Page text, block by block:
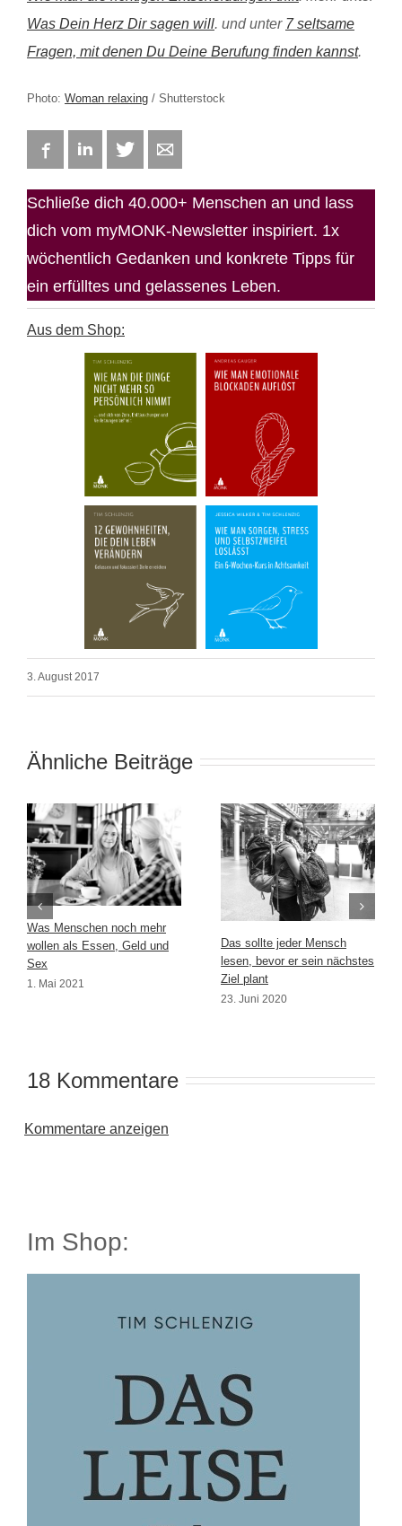
Was Dein Herz Dir sagen will. und unter 7 seltsame
Fragen, mit denen Du Deine Berufung finden kannst.
Photo: Woman relaxing / Shutterstock
FacebookLinkedIn Twitter
Schließe dich 40.000+ Menschen an und lass
dich vom myMONK-Newsletter inspiriert. 1x
wöchentlich Gedanken und konkrete Tipps für
ein erfülltes und gelassenes Leben.
Aus dem Shop:
3. August 2017
Ähnliche Beiträge
Was Menschen noch mehr
wollen als Essen, Geld und
Sex
1. Mai 2021
Das sollte jeder Mensch
lesen, bevor er sein nächstes
Ziel plant
23. Juni 2020
18 Kommentare
Kommentare anzeigen
Im Shop: